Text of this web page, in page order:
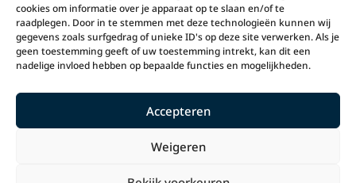
cookies om informatie over je apparaat op te slaan en/of te
raadplegen. Door in te stemmen met deze technologieën kunnen wij
gegevens zoals surfgedrag of unieke ID's op deze site verwerken. Als je
geen toestemming geeft of uw toestemming intrekt, kan dit een
nadelige invloed hebben op bepaalde functies en mogelijkheden.
Accepteren
Weigeren
M Sports is een onderdeel is van